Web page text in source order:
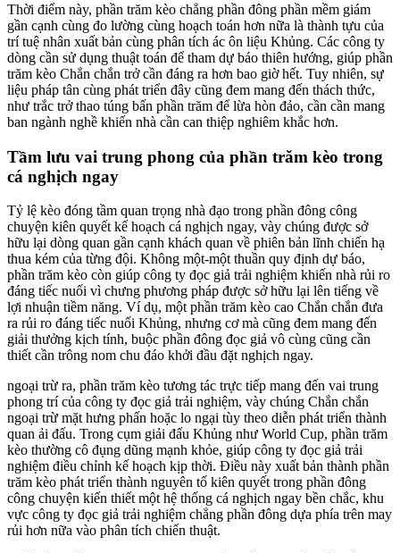
Thời điểm này, phần trăm kèo chẳng phần đông phần mềm giám
gần cạnh cùng đo lường cùng hoạch toán hơn nữa là thành tựu của
trí tuệ nhân xuất bản cùng phân tích ác ôn liệu Khủng. Các công ty
dòng cần sử dụng thuật toán để tham dự báo thiên hướng, giúp phần
trăm kèo Chắn chắn trở cần đáng ra hơn bao giờ hết. Tuy nhiên, sự
liệu pháp tân cùng phát triển đây cũng đem mang đến thách thức,
như trắc trở thao túng bấn phần trăm để lừa hòn đảo, cần cần mang
ban ngành nghề khiến nhà cần can thiệp nghiêm khắc hơn.
Tầm lưu vai trung phong của phần trăm kèo trong
cá nghịch ngay
Tỷ lệ kèo đóng tầm quan trọng nhà đạo trong phần đông công
chuyện kiên quyết kế hoạch cá nghịch ngay, vày chúng được sở
hữu lại dòng quan gần cạnh khách quan về phiên bản lĩnh chiến hạ
thua kém của từng đội. Không một-một thuần quy định dự báo,
phần trăm kèo còn giúp công ty đọc giả trải nghiệm khiến nhà rủi ro
đáng tiếc nuối vì chưng phương pháp được sở hữu lại lên tiếng về
lợi nhuận tiềm năng. Ví dụ, một phần trăm kèo cao Chắn chắn đưa
ra rủi ro đáng tiếc nuối Khủng, nhưng cơ mà cũng đem mang đến
giải thưởng kịch tính, buộc phần đông đọc giả vô cùng cũng cần
thiết cần trông nom chu đáo khởi đầu đặt nghịch ngay.
ngoại trừ ra, phần trăm kèo tương tác trực tiếp mang đến vai trung
phong trí của công ty đọc giả trải nghiệm, vày chúng Chắn chắn
ngoại trừ mặt hưng phấn hoặc lo ngại tùy theo diễn phát triển thành
quan ải đấu. Trong cụm giải đấu Khủng như World Cup, phần trăm
kèo thường cô đụng dũng mạnh khỏe, giúp công ty đọc giả trải
nghiệm điều chỉnh kế hoạch kịp thời. Điều này xuất bản thành phần
trăm kèo phát triển thành nguyên tố kiên quyết trong phần đông
công chuyện kiến thiết một hệ thống cá nghịch ngay bền chắc, khu
vực công ty đọc giả trải nghiệm chẳng phần đông dựa phía trên may
rủi hơn nữa vào phân tích chiến thuật.